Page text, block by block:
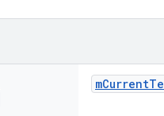
mCurrent